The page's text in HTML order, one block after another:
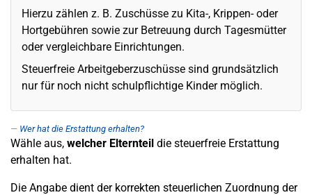
Hierzu zählen z. B. Zuschüsse zu Kita-, Krippen- oder
Hortgebühren sowie zur Betreuung durch Tagesmütter
oder vergleichbare Einrichtungen.
Steuerfreie Arbeitgeberzuschüsse sind grundsätzlich
nur für noch nicht schulpflichtige Kinder möglich.
Wer hat die Erstattung erhalten?
Wähle aus, welcher Elternteil die steuerfreie Erstattung
erhalten hat.
Die Angabe dient der korrekten steuerlichen Zuordnung der